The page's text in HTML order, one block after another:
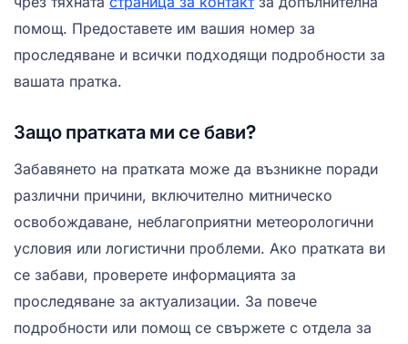
помощ. Предоставете им вашия номер за
проследяване и всички подходящи подробности за
вашата пратка.
Защо пратката ми се бави?
Забавянето на пратката може да възникне поради
различни причини, включително митническо
освобождаване, неблагоприятни метеорологични
условия или логистични проблеми. Ако пратката ви
се забави, проверете информацията за
проследяване за актуализации. За повече
подробности или помощ се свържете с отдела за